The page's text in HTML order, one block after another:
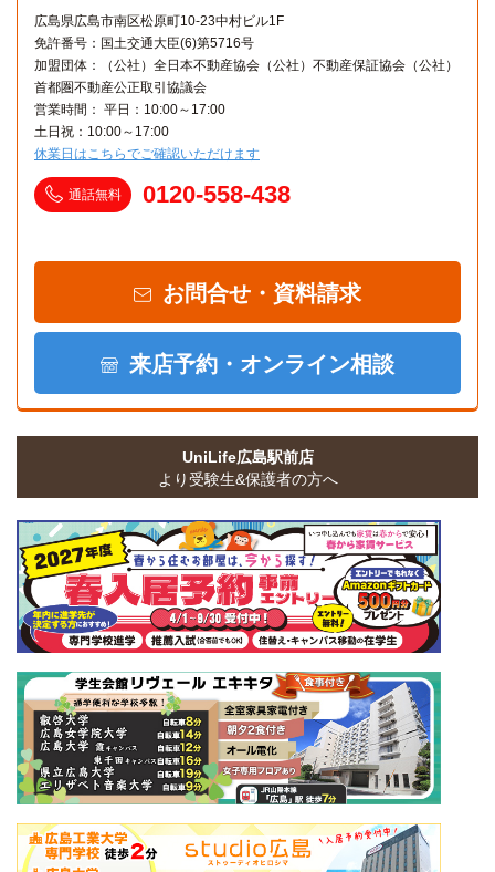
広島県広島市南区松原町10-23中村ビル1F
免許番号：国土交通大臣(6)第5716号
加盟団体：（公社）全日本不動産協会（公社）不動産保証協会（公社）
首都圏不動産公正取引協議会
営業時間： 平日：10:00～17:00
土日祝：10:00～17:00
休業日はこちらでご確認いただけます
通話無料 0120-558-438
お問合せ・資料請求
来店予約・オンライン相談
UniLife広島駅前店
より受験生&保護者の方へ